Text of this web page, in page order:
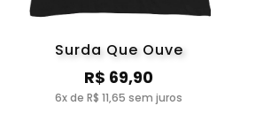
Surda Que Ouve
R$ 69,90
6x de R$ 11,65 sem juros